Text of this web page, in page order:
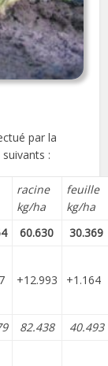
par la
:
racine
kg/ha
feuille
kg/ha
60.630
30.369
+12.993 +1.164
82.438
40.493